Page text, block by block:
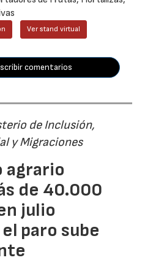
Ver stand virtual
comentarios
de Inclusión,
y Migraciones
agrario
de 40.000
julio
paro sube